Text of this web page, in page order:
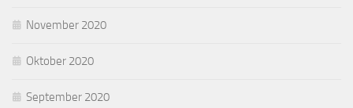
November 2020
Oktober 2020
September 2020